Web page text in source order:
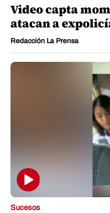
Video capta
atacan a
Redacción La Prensa
Sucesos